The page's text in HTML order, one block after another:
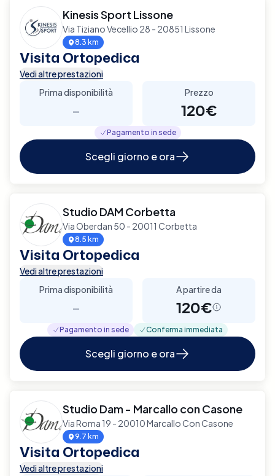
Kinesis Sport Lissone
Via Tiziano Vecellio 28 - 20851 Lissone
8.3 km
Visita Ortopedica
Vedi altre prestazioni
Prima disponibilità
-
Prezzo
120€
Pagamento in sede
Scegli giorno e ora
Studio DAM Corbetta
Via Oberdan 50 - 20011 Corbetta
8.5 km
Visita Ortopedica
Vedi altre prestazioni
Prima disponibilità
-
A partire da
120€
Pagamento in sede Conferma immediata
Scegli giorno e ora
Studio Dam - Marcallo con Casone
Via Roma 19 - 20010 Marcallo Con Casone
9.7 km
Visita Ortopedica
Vedi altre prestazioni